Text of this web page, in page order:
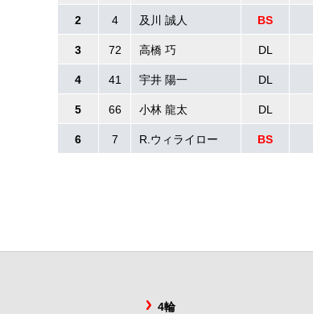
2 4 及川 誠人 BS
3 72 高橋 巧 DL
4 41 宇井 陽一 DL
5 66 小林 龍太 DL
6 7 R.ウィライロー BS
4輪